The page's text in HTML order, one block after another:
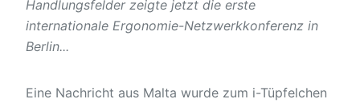
Handlungsfelder zeigte jetzt die erste
internationale Ergonomie-Netzwerkkonferenz in
Berlin...
Eine Nachricht aus Malta wurde zum i-Tüpfelchen